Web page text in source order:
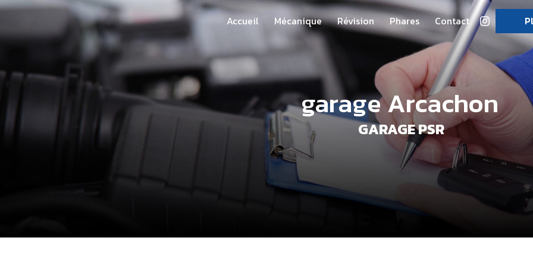
Accueil Mécanique Révision Phares Contact
garage Arcachon
GARAGE PSR
Panneau de gestion des cookies